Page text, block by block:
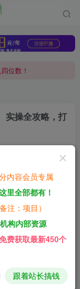
位数！
网赚教程大全，小投入，大回报！
位数！
实操全攻略，打
私域变现实战宝典：认知、定位、实操全攻略，打造商业闭环新生态
已售 5
括认知篇、定位篇
重要性和变现方
内容会员专属
里全部都有！
注：项目）
构内部资源
费获取最新450个
跟着站长搞钱